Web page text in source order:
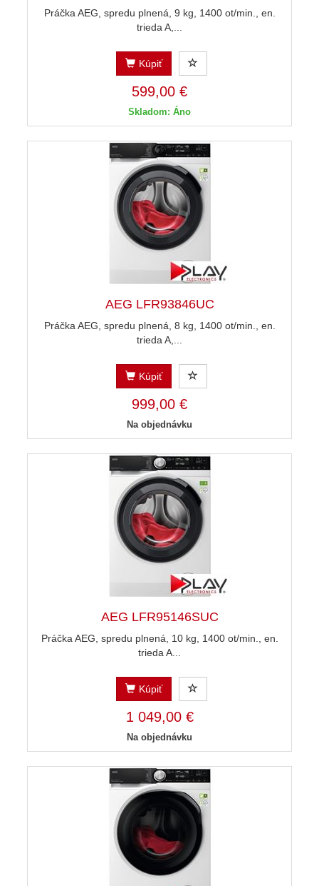
Práčka AEG, spredu plnená, 9 kg, 1400 ot/min., en.
trieda A,...
Kúpiť
599,00 €
Skladom: Áno
AEG LFR93846UC
Práčka AEG, spredu plnená, 8 kg, 1400 ot/min., en.
trieda A,...
Kúpiť
999,00 €
Na objednávku
AEG LFR95146SUC
Práčka AEG, spredu plnená, 10 kg, 1400 ot/min., en.
trieda A...
Kúpiť
1 049,00 €
Na objednávku